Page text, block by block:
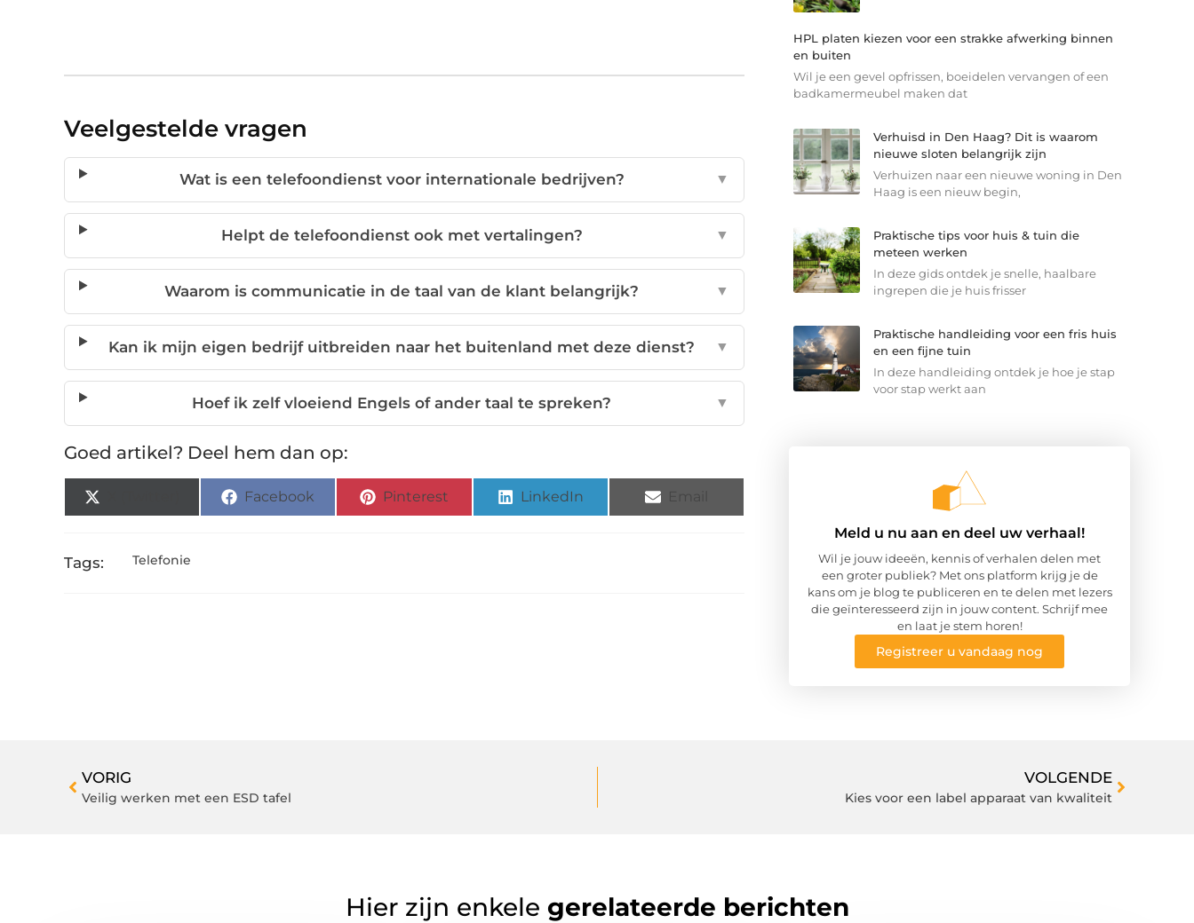
Veelgestelde vragen
Wat is een telefoondienst voor internationale bedrijven? ▼
Helpt de telefoondienst ook met vertalingen? ▼
Waarom is communicatie in de taal van de klant belangrijk? ▼
Kan ik mijn eigen bedrijf uitbreiden naar het buitenland met deze dienst? ▼
Hoef ik zelf vloeiend Engels of ander taal te spreken? ▼
Goed artikel? Deel hem dan op:
Facebook Pinterest LinkedIn
Tags: Telefonie
HPL platen kiezen voor een strakke afwerking binnen
en buiten
Wil je een gevel opfrissen, boeidelen vervangen of een
badkamermeubel maken dat
Verhuisd in Den Haag? Dit is waarom
nieuwe sloten belangrijk zijn
Verhuizen naar een nieuwe woning in Den
Haag is een nieuw begin,
Praktische tips voor huis & tuin die
meteen werken
In deze gids ontdek je snelle, haalbare
ingrepen die je huis frisser
Praktische handleiding voor een fris huis
en een fijne tuin
In deze handleiding ontdek je hoe je stap
voor stap werkt aan
Meld u nu aan en deel uw verhaal!
Wil je jouw ideeën, kennis of verhalen delen met
een groter publiek? Met ons platform krijg je de
kans om je blog te publiceren en te delen met lezers
die geïnteresseerd zijn in jouw content. Schrijf mee
en laat je stem horen!
Registreer u vandaag nog
VORIG
Veilig werken met een ESD tafel
VOLGENDE
Kies voor een label apparaat van kwaliteit
Hier zijn enkele gerelateerde berichten